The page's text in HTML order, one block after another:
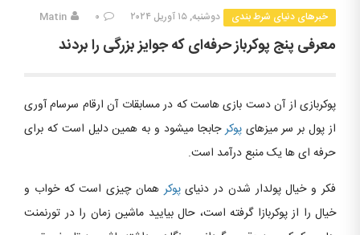
خبرهای دنیای شرط بندی دوشنبه, ۱۵ آوریل ۲۰۲۴ ۰ Matin
معرفی پنج پوکرباز حرفه‌ای که جوایز بزرگی را بردند
پوکربازی از آن دست بازی هاست که در مسابقات آن ارقام سرسام آوری
از پول بر سر میزهایپوکرجابجا میشود و به همین دلیل است که برای
حرفه ای ها یک منبع درآمد است.
فکر و خیال پولدار شدن در دنیایپوکرهمان چیزی است که خواب و
خیال را از پوکربازا گرفته است، حال بیایید ماشین زمان را در تورنمنت